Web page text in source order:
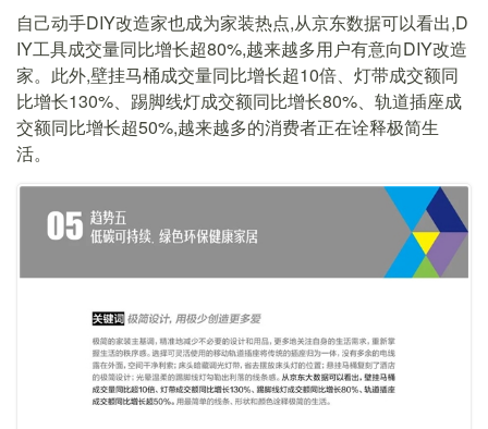
自己动手DIY改造家也成为家装热点,从京东数据可以看出,D
IY工具成交量同比增长超80%,越来越多用户有意向DIY改造
家。此外,壁挂马桶成交量同比增长超10倍、灯带成交额同
比增长130%、踢脚线灯成交额同比增长80%、轨道插座成
交额同比增长超50%,越来越多的消费者正在诠释极简生
活。